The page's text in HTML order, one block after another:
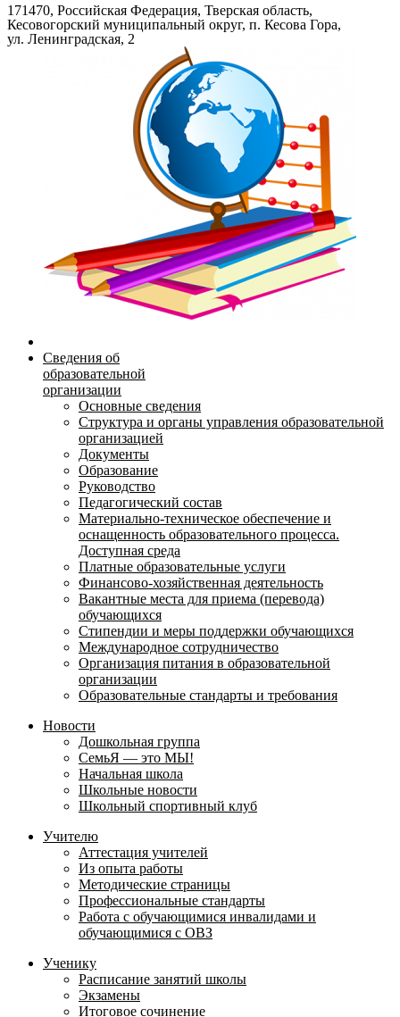
171470, Российская Федерация, Тверская область,
Кесовогорский муниципальный округ, п. Кесова Гора,
ул. Ленинградская, 2
Сведения об
образовательной
организации
Основные сведения
Структура и органы управления образовательной
организацией
Документы
Образование
Руководство
Педагогический состав
Материально-техническое обеспечение и
оснащенность образовательного процесса.
Доступная среда
Платные образовательные услуги
Финансово-хозяйственная деятельность
Вакантные места для приема (перевода)
обучающихся
Стипендии и меры поддержки обучающихся
Международное сотрудничество
Организация питания в образовательной
организации
Образовательные стандарты и требования
Новости
Дошкольная группа
СемьЯ — это МЫ!
Начальная школа
Школьные новости
Школьный спортивный клуб
Учителю
Аттестация учителей
Из опыта работы
Методические страницы
Профессиональные стандарты
Работа с обучающимися инвалидами и
обучающимися с ОВЗ
Ученику
Расписание занятий школы
Экзамены
Итоговое сочинение